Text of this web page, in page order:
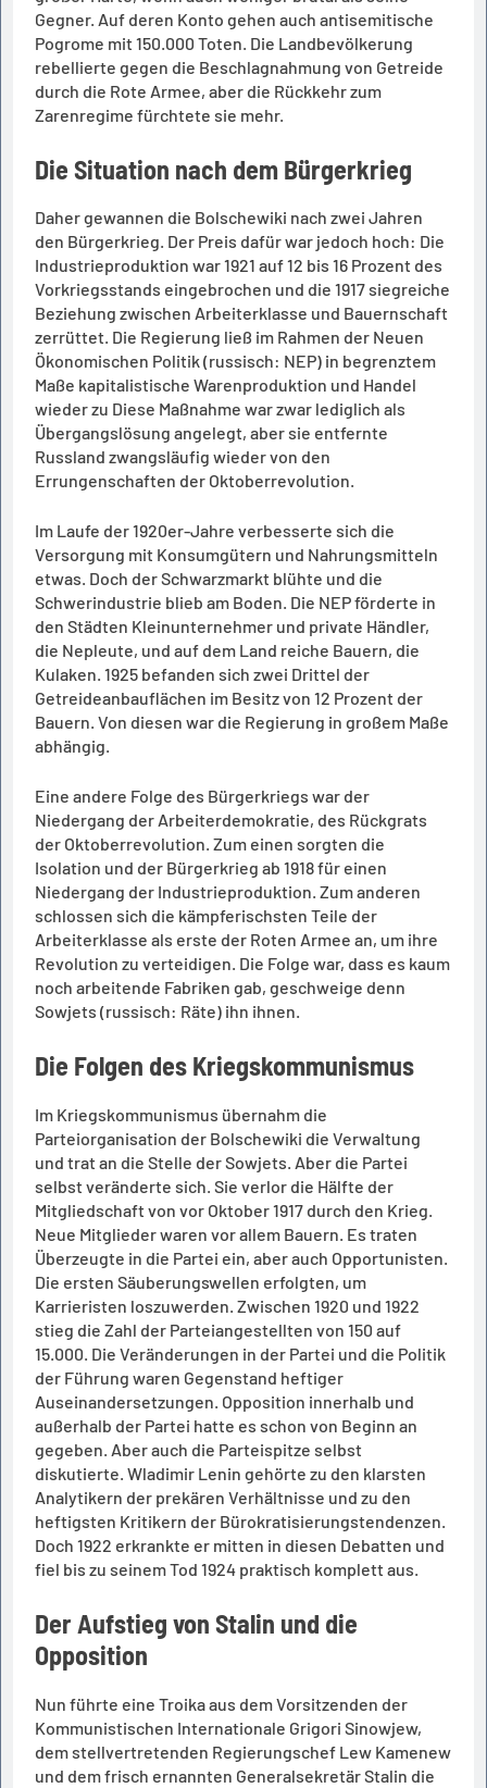
Gegner. Auf deren Konto gehen auch antisemitische
Pogrome mit 150.000 Toten. Die Landbevölkerung
rebellierte gegen die Beschlagnahmung von Getreide
durch die Rote Armee, aber die Rückkehr zum
Zarenregime fürchtete sie mehr.
Die Situation nach dem Bürgerkrieg
Daher gewannen die Bolschewiki nach zwei Jahren
den Bürgerkrieg. Der Preis dafür war jedoch hoch: Die
Industrieproduktion war 1921 auf 12 bis 16 Prozent des
Vorkriegsstands eingebrochen und die 1917 siegreiche
Beziehung zwischen Arbeiterklasse und Bauernschaft
zerrüttet. Die Regierung ließ im Rahmen der Neuen
Ökonomischen Politik (russisch: NEP) in begrenztem
Maße kapitalistische Warenproduktion und Handel
wieder zu Diese Maßnahme war zwar lediglich als
Übergangslösung angelegt, aber sie entfernte
Russland zwangsläufig wieder von den
Errungenschaften der Oktoberrevolution.
Im Laufe der 1920er-Jahre verbesserte sich die
Versorgung mit Konsumgütern und Nahrungsmitteln
etwas. Doch der Schwarzmarkt blühte und die
Schwerindustrie blieb am Boden. Die NEP förderte in
den Städten Kleinunternehmer und private Händler,
die Nepleute, und auf dem Land reiche Bauern, die
Kulaken. 1925 befanden sich zwei Drittel der
Getreideanbauflächen im Besitz von 12 Prozent der
Bauern. Von diesen war die Regierung in großem Maße
abhängig.
Eine andere Folge des Bürgerkriegs war der
Niedergang der Arbeiterdemokratie, des Rückgrats
der Oktoberrevolution. Zum einen sorgten die
Isolation und der Bürgerkrieg ab 1918 für einen
Niedergang der Industrieproduktion. Zum anderen
schlossen sich die kämpferischsten Teile der
Arbeiterklasse als erste der Roten Armee an, um ihre
Revolution zu verteidigen. Die Folge war, dass es kaum
noch arbeitende Fabriken gab, geschweige denn
Sowjets (russisch: Räte) ihn ihnen.
Die Folgen des Kriegskommunismus
Im Kriegskommunismus übernahm die
Parteiorganisation der Bolschewiki die Verwaltung
und trat an die Stelle der Sowjets. Aber die Partei
selbst veränderte sich. Sie verlor die Hälfte der
Mitgliedschaft von vor Oktober 1917 durch den Krieg.
Neue Mitglieder waren vor allem Bauern. Es traten
Überzeugte in die Partei ein, aber auch Opportunisten.
Die ersten Säuberungswellen erfolgten, um
Karrieristen loszuwerden. Zwischen 1920 und 1922
stieg die Zahl der Parteiangestellten von 150 auf
15.000. Die Veränderungen in der Partei und die Politik
der Führung waren Gegenstand heftiger
Auseinandersetzungen. Opposition innerhalb und
außerhalb der Partei hatte es schon von Beginn an
gegeben. Aber auch die Parteispitze selbst
diskutierte. Wladimir Lenin gehörte zu den klarsten
Analytikern der prekären Verhältnisse und zu den
heftigsten Kritikern der Bürokratisierungstendenzen.
Doch 1922 erkrankte er mitten in diesen Debatten und
fiel bis zu seinem Tod 1924 praktisch komplett aus.
Der Aufstieg von Stalin und die
Opposition
Nun führte eine Troika aus dem Vorsitzenden der
Kommunistischen Internationale Grigori Sinowjew,
dem stellvertretenden Regierungschef Lew Kamenew
und dem frisch ernannten Generalsekretär Stalin die